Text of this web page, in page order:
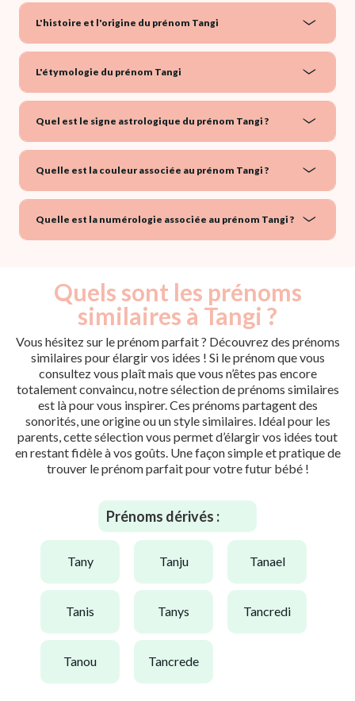
L'histoire et l'origine du prénom Tangi
L'étymologie du prénom Tangi
Quel est le signe astrologique du prénom Tangi ?
Quelle est la couleur associée au prénom Tangi ?
Quelle est la numérologie associée au prénom Tangi ?
Quels sont les prénoms
similaires à Tangi ?
Vous hésitez sur le prénom parfait ? Découvrez des prénoms
similaires pour élargir vos idées ! Si le prénom que vous
consultez vous plaît mais que vous n’êtes pas encore
totalement convaincu, notre sélection de prénoms similaires
est là pour vous inspirer. Ces prénoms partagent des
sonorités, une origine ou un style similaires. Idéal pour les
parents, cette sélection vous permet d’élargir vos idées tout
en restant fidèle à vos goûts. Une façon simple et pratique de
trouver le prénom parfait pour votre futur bébé !
Prénoms dérivés :
tany tanju tanael
tanis tanys tancredi
tanou tancrede